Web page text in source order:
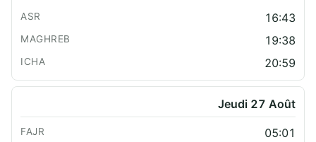
16:43
19:38
20:59
Jeudi 27 Août
05:01